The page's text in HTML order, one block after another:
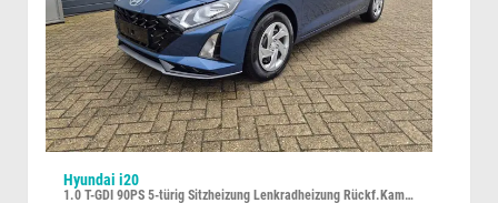
Hyundai i20
1.0 T-GDI 90PS 5-türig Sitzheizung Lenkradheizung Rückf.Kamera PDC Klima Apple CarPlay Android Auto Tempomat Touchscreen